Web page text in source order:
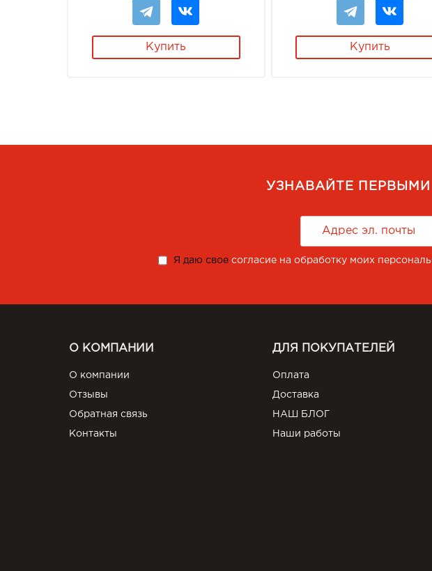
Купить Купить
УЗНАВАЙТЕ
Я даю свое согласие на обработку моих
О КОМПАНИИ
О компании
Отзывы
Обратная связь
Контакты
ДЛЯ ПОКУПАТЕЛЕЙ
Оплата
Доставка
НАШ БЛОГ
Наши работы